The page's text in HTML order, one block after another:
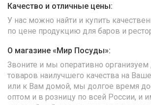
Качество и отличные цены:
У нас можно найти и купить
по цене продукцию для баров и
О магазине «Мир Посуды»:
Звоните и мы оперативно организуем
товаров наилучшего качества на
или к Вам домой, мы долгое время
оптом и в розницу по всей России, и